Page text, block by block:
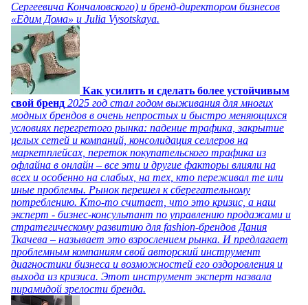
Сергеевича Кончаловского) и бренд-директором бизнесов
«Едим Дома» и Julia Vysotskaya.
Как усилить и сделать более устойчивым
свой бренд 2025 год стал годом выживания для многих
модных брендов в очень непростых и быстро меняющихся
условиях перегретого рынка: падение трафика, закрытие
целых сетей и компаний, консолидация селлеров на
маркетплейсах, переток покупательского трафика из
офлайна в онлайн – все эти и другие факторы влияли на
всех и особенно на слабых, на тех, кто переживал те или
иные проблемы. Рынок перешел к сберегательному
потреблению. Кто-то считает, что это кризис, а наш
эксперт - бизнес-консультант по управлению продажами и
стратегическому развитию для fashion-брендов Дания
Ткачева – называет это взрослением рынка. И предлагает
проблемным компаниям свой авторский инструмент
диагностики бизнеса и возможностей его оздоровления и
выхода из кризиса. Этот инструмент эксперт назвала
пирамидой зрелости бренда.